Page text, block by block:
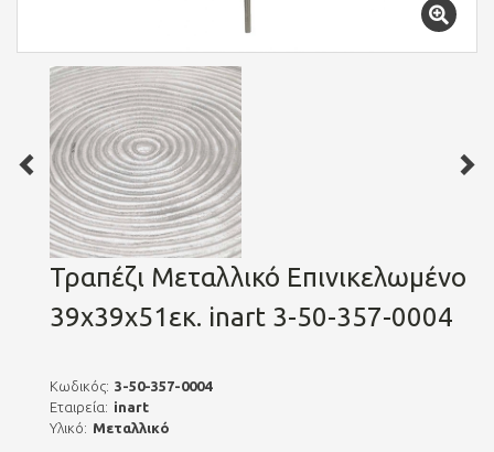
Τραπέζι Μεταλλικό Επινικελωμένο
39x39x51εκ. inart 3-50-357-0004
Κωδικός: 3-50-357-0004
Εταιρεία: inart
Υλικό: Μεταλλικό